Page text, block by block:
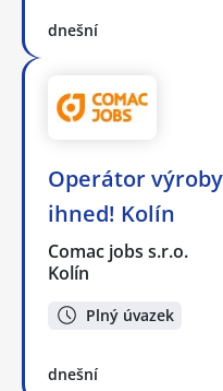
dnešní
Operátor
ihned! Kolín
Comac jobs s.r.o.
Kolín
Plný úvazek
dnešní